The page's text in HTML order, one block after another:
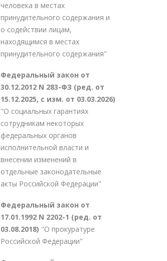
человека в местах
принудительного содержания и
о содействии лицам,
находящимся в местах
принудительного содержания"
Федеральный закон от
30.12.2012 N 283-ФЗ (ред. от
15.12.2025, с изм. от 03.03.2026)
"О социальных гарантиях
сотрудникам некоторых
федеральных органов
исполнительной власти и
внесении изменений в
отдельные законодательные
акты Российской Федерации"
Федеральный закон от
17.01.1992 N 2202-1 (ред. от
03.08.2018) "О прокуратуре
Российской Федерации"